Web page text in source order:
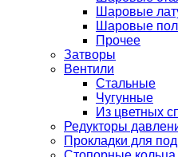
Шаровые
Шаровые
Прочее
Затворы
Вентили
Стальные
Чугунные
Из цветных
Редукторы
Прокладки для